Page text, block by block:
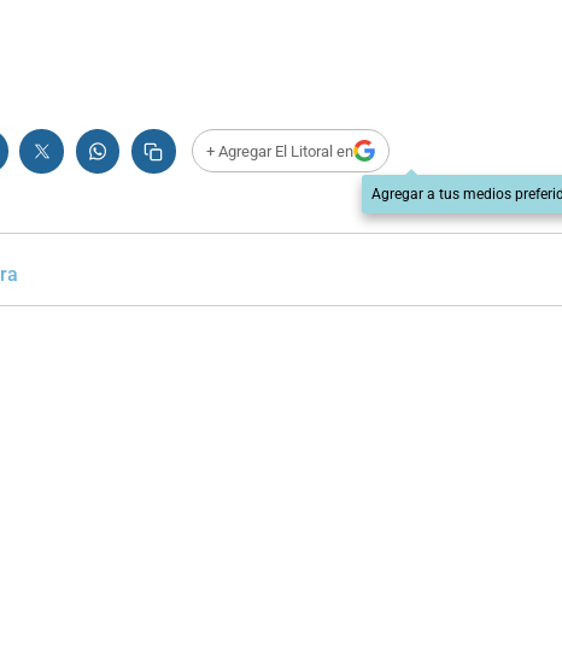
+ Agregar El Litoral en
Agregar a tus medios